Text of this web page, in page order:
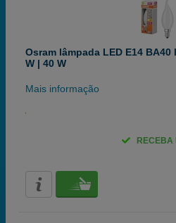
Osram lâmpada LED E14
W | 40 W
Mais informação
RECEBA